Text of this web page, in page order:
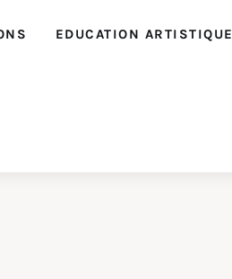
EDUCATION ARTISTIQUE